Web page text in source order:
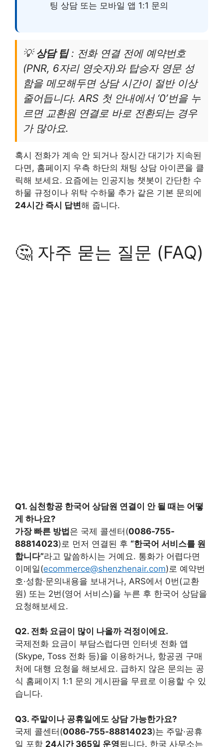
팅 상담 또는 모바일 앱 1:1 문의
💡 상담 팁: 전화 연결 전에 예약번호
(PNR, 6자리 영숫자)와 탑승자 영문 성
함을 메모해두면 상담 시간이 절반 이상
줄어듭니다. ARS 첫 안내에서 ‘0’번을 누
르면 교환원 연결로 바로 전환되는 경우
가 많아요.
혹시 전화가 계속 안 되거나 장시간 대기가 지속된
다면, 홈페이지 우측 하단의 채팅 상담 아이콘을 클
릭해 보세요. 요즘에는 인공지능 챗봇이 간단한 수
하물 규정이나 위탁 수하물 추가 같은 기본 문의에
24시간 즉시 답변해 줍니다.
🤔 자주 묻는 질문 (FAQ)
Q1. 심천항공 한국어 상담원 연결이 안 될 때는 어떻
게 하나요?
가장 빠른 방법은 국제 콜센터(0086-755-
88814023)로 먼저 연결된 후 “한국어 서비스를 원
합니다”라고 말씀하시는 거예요. 통화가 어렵다면
이메일(ecommerce@shenzhenair.com)로 예약번
호·성함·문의내용을 보내거나, ARS에서 0번(교환
원) 또는 2번(영어 서비스)을 누른 후 한국어 상담을
요청해보세요.
Q2. 전화 요금이 많이 나올까 걱정이에요.
국제전화 요금이 부담스럽다면 인터넷 전화 앱
(Skype, Toss 전화 등)을 이용하거나, 항공권 구매
처에 대행 요청을 해보세요. 급하지 않은 문의는 공
식 홈페이지 1:1 문의 게시판을 무료로 이용할 수 있
습니다.
Q3. 주말이나 공휴일에도 상담 가능한가요?
국제 콜센터(0086-755-88814023)는 주말·공휴
일 포함 24시간 365일 운영됩니다. 한국 사무소는